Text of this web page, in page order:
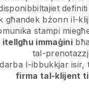
għandek bżonn il-
stampi
itellgħu immaġini
tal-
l-ibbukkjar isir,
firma tal-klijent